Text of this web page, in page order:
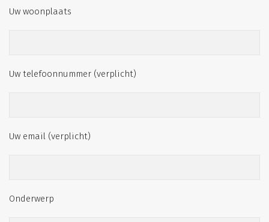
Uw woonplaats
Uw telefoonnummer (verplicht)
Uw email (verplicht)
Onderwerp